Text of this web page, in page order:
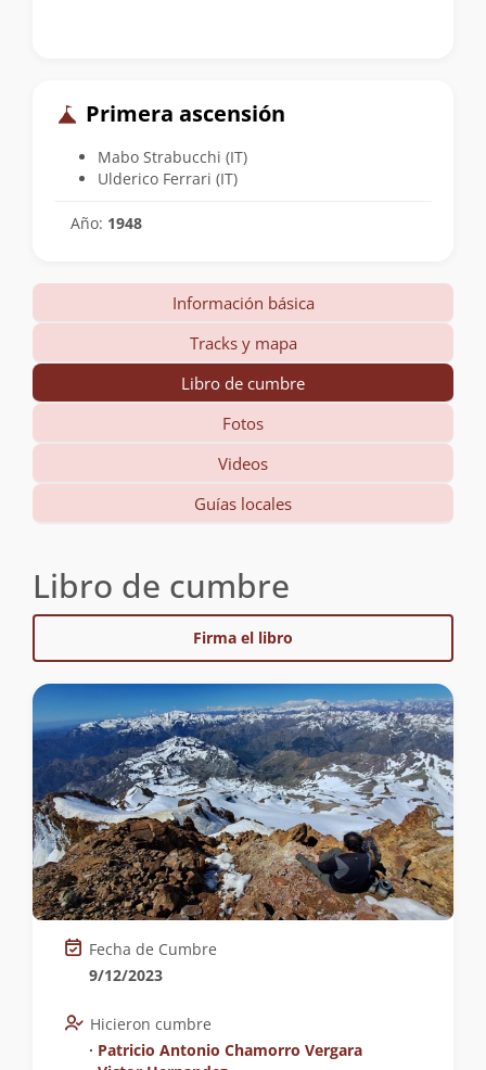
Primera ascensión
Mabo Strabucchi (IT)
Ulderico Ferrari (IT)
Año: 1948
Información básica
Tracks y mapa
Libro de cumbre
Fotos
Videos
Guías locales
Libro de cumbre
Firma el libro
Fecha de Cumbre
9/12/2023
Hicieron cumbre
∙ Patricio Antonio Chamorro Vergara